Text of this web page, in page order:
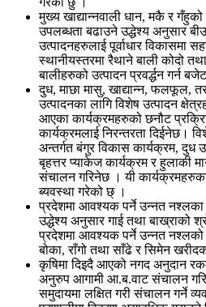
मुख्य खाद्यान्नवाली धान, मकै र गँहुको
उपलब्धता बढाउने उद्धेश्य अनुसार
उत्पादनहरुलाई पूर्वाधार विकासमा
स्थानीयस्तरमा रैथाने बाली कोदो
बालीहरुको उत्पादन प्रवर्द्धन गर्न
दुध, माछा मासु, खाद्यान्न, फलफूल,
उत्पादनका लागि विशेष उत्पादन
आएका कार्यक्रमहरुको छनौट
कार्यक्रमलाई निरन्तरता दिईनेछ।
अन्तर्गत बंगुर विकास कार्यक्रम, दुध
बृहत्तर प्याकेज कार्यक्रम र हुलाकी
संचालन गरिनेछ । यी
ब्यवस्था गरेको छ् ।
प्रदेशमा आवश्यक पर्ने उन्नत नश्लका
उद्धेश्य अनुसार गाई तथा बाख्राको
प्रदेशमा आवश्यक पर्ने उन्नत नश्लको
बोका, राँगो तथा साँढे र सिमेन
कृषिमा दिइदै आएको नगद अनुदान
अनुरुप आगामी आ.ब.वाट संचालन
समुदायमा लक्षित गरी संचालन गर्ने